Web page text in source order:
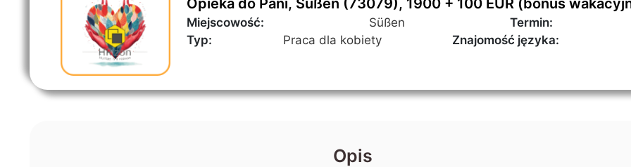
Miejscowość: Süßen Termin:
Typ:
Praca dla kobiety Znajomość języka:
Opis